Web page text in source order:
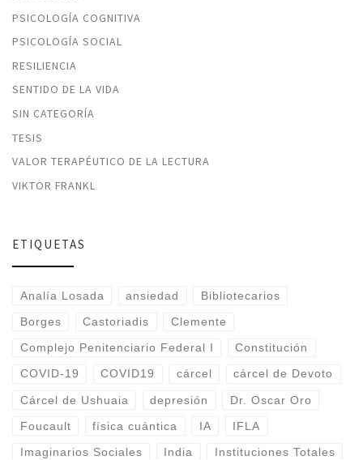
PSICOLOGÍA COGNITIVA
PSICOLOGÍA SOCIAL
RESILIENCIA
SENTIDO DE LA VIDA
SIN CATEGORÍA
TESIS
VALOR TERAPÉUTICO DE LA LECTURA
VIKTOR FRANKL
ETIQUETAS
Analía Losada ansiedad Bibliotecarios
Borges Castoriadis Clemente
Complejo Penitenciario Federal I Constitución
COVID-19 COVID19 cárcel cárcel de Devoto
Cárcel de Ushuaia depresión Dr. Oscar Oro
Foucault física cuántica IA IFLA
Imaginarios Sociales India Instituciones Totales